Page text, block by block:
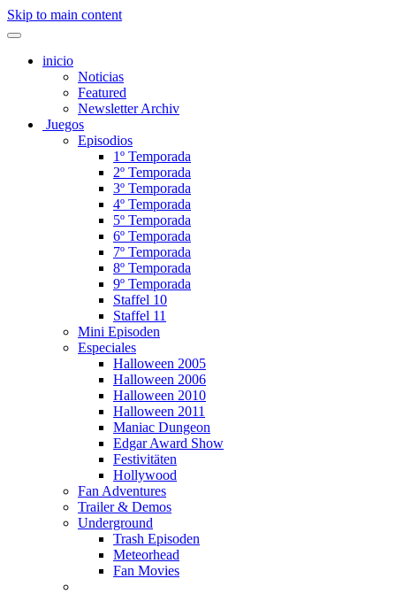
Skip to main content
inicio
Noticias
Featured
Newsletter Archiv
Juegos
Episodios
1º Temporada
2º Temporada
3º Temporada
4º Temporada
5º Temporada
6º Temporada
7º Temporada
8º Temporada
9º Temporada
Staffel 10
Staffel 11
Mini Episoden
Especiales
Halloween 2005
Halloween 2006
Halloween 2010
Halloween 2011
Maniac Dungeon
Edgar Award Show
Festivitäten
Hollywood
Fan Adventures
Trailer & Demos
Underground
Trash Episoden
Meteorhead
Fan Movies